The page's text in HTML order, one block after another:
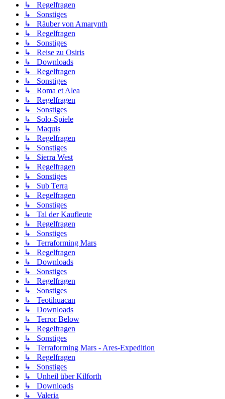
↳ Regelfragen
↳ Sonstiges
↳ Räuber von Amarynth
↳ Regelfragen
↳ Sonstiges
↳ Reise zu Osiris
↳ Downloads
↳ Regelfragen
↳ Sonstiges
↳ Roma et Alea
↳ Regelfragen
↳ Sonstiges
↳ Solo-Spiele
↳ Maquis
↳ Regelfragen
↳ Sonstiges
↳ Sierra West
↳ Regelfragen
↳ Sonstiges
↳ Sub Terra
↳ Regelfragen
↳ Sonstiges
↳ Tal der Kaufleute
↳ Regelfragen
↳ Sonstiges
↳ Terraforming Mars
↳ Regelfragen
↳ Downloads
↳ Sonstiges
↳ Regelfragen
↳ Sonstiges
↳ Teotihuacan
↳ Downloads
↳ Terror Below
↳ Regelfragen
↳ Sonstiges
↳ Terraforming Mars - Ares-Expedition
↳ Regelfragen
↳ Sonstiges
↳ Unheil über Kilforth
↳ Downloads
↳ Valeria